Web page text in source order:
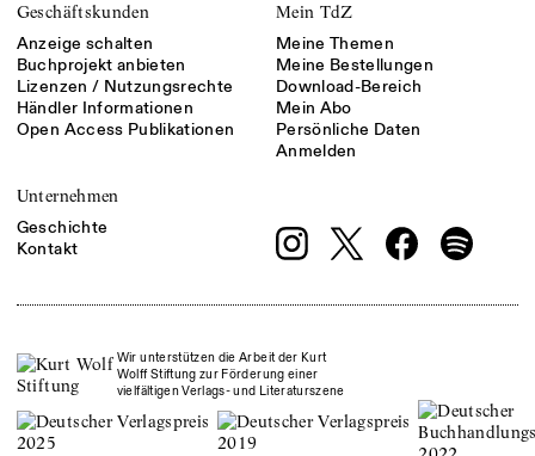
Geschäftskunden
Anzeige schalten
Buchprojekt anbieten
Lizenzen / Nutzungsrechte
Händler Informationen
Open Access Publikationen
Mein TdZ
Meine Themen
Meine Bestellungen
Download-Bereich
Mein Abo
Persönliche Daten
Anmelden
Unternehmen
Geschichte
Kontakt
Wir unterstützen die Arbeit der Kurt
Wolff Stiftung zur Förderung einer
vielfältigen Verlags- und Literaturszene